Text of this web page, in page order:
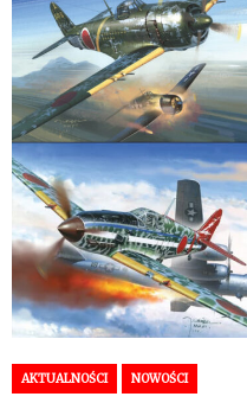
AKTUALNOŚCI NOWOŚCI